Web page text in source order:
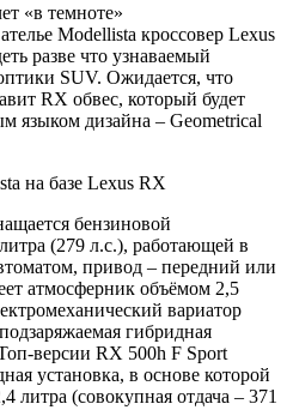
«в темноте»
Modellista кроссовер Lexus
разве что узнаваемый
SUV. Ожидается, что
RX обвес, который будет
языком дизайна – Geometrical
на базе Lexus RX
бензиновой
(279 л.с.), работающей в
привод – передний или
атмосферник объёмом 2,5
вариатор
гибридная
версии RX 500h F Sport
установка, в основе которой
литра (совокупная отдача – 371